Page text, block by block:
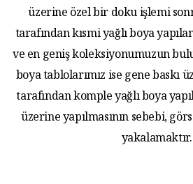
üzerine özel bir doku işlemi
tarafından kısmi yağlı boya
ve en geniş koleksiyonumuzun
boya tablolarımız ise gene baskı
tarafından komple yağlı boya
üzerine yapılmasının sebebi,
yakalamaktır.